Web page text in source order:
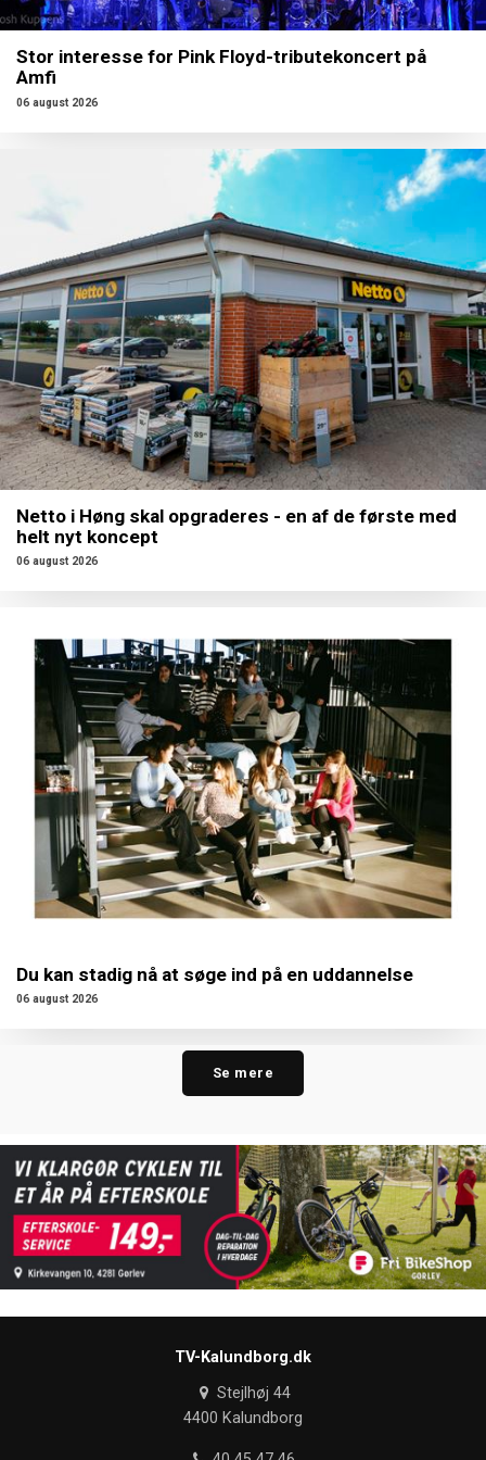
Stor interesse for Pink Floyd-tributekoncert på
Amfi
06 august 2026
Netto i Høng skal opgraderes - en af de første med
helt nyt koncept
06 august 2026
Du kan stadig nå at søge ind på en uddannelse
06 august 2026
Se mere
TV-Kalundborg.dk
Stejlhøj 44
4400 Kalundborg